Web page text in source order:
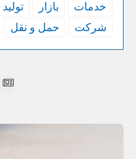
خدمات بازار تولید
شركت
حمل و نقل